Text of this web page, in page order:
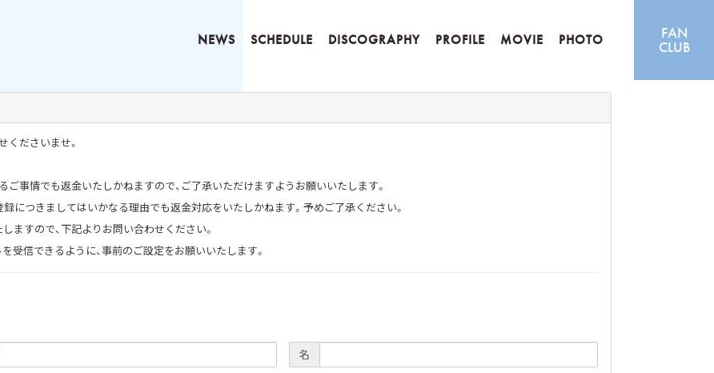
NEWS SCHEDULE DISCOGRAPHY PROFILE MOVIE PHOTO
FAN
CLUB
くださいませ。
事情でも返金いたしかねますので、ご了承いただけますようお願いいたします。
につきましてはいかなる理由でも返金対応をいたしかねます。予めご了承ください。
ますので、下記よりお問い合わせください。
信できるように、事前のご設定をお願いいたします。
名